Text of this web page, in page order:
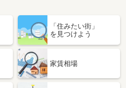
「住みたい街」
を見つけよう
家賃相場